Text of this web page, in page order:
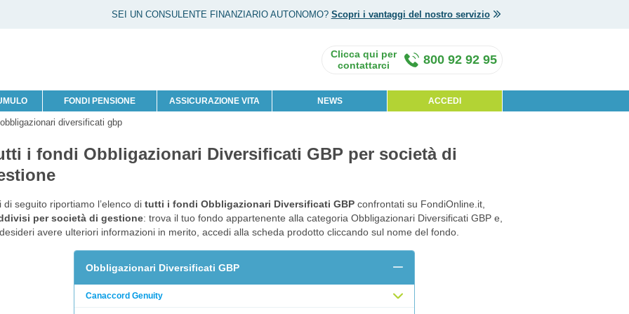
SEI UN CONSULENTE FINANZIARIO AUTONOMO? Scopri i vantaggi del nostro servizio
FONDI PENSIONE ASSICURAZIONE VITA NEWS ACCEDI
800 92 92 95
diversificati gbp
i fondi Obbligazionari Diversificati GBP per società di
di seguito riportiamo l’elenco di tutti i fondi Obbligazionari Diversificati GBPconfrontati su FondiOnline.it,
per società di gestione: trova il tuo fondo appartenente alla categoria Obbligazionari Diversificati GBP e,
avere ulteriori informazioni in merito, accedi alla scheda prodotto cliccando sul nome del fondo.
Obbligazionari Diversificati GBP
Canaccord Genuity